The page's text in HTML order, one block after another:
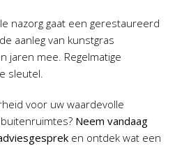
nazorg gaat een gerestaureerd
aanleg van kunstgras
jaren mee. Regelmatige
sleutel.
voor uw waardevolle
Neem vandaag
en ontdek wat een